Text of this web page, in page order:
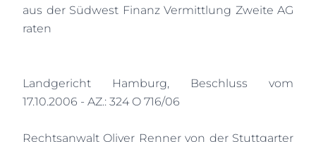
aus der Südwest Finanz Vermittlung Zweite AG
raten
Landgericht Hamburg, Beschluss vom
17.10.2006 - AZ.: 324 O 716/06
Rechtsanwalt Oliver Renner von der Stuttgarter